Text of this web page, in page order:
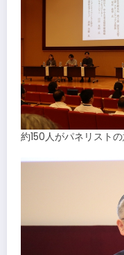
約150人がパネリスト